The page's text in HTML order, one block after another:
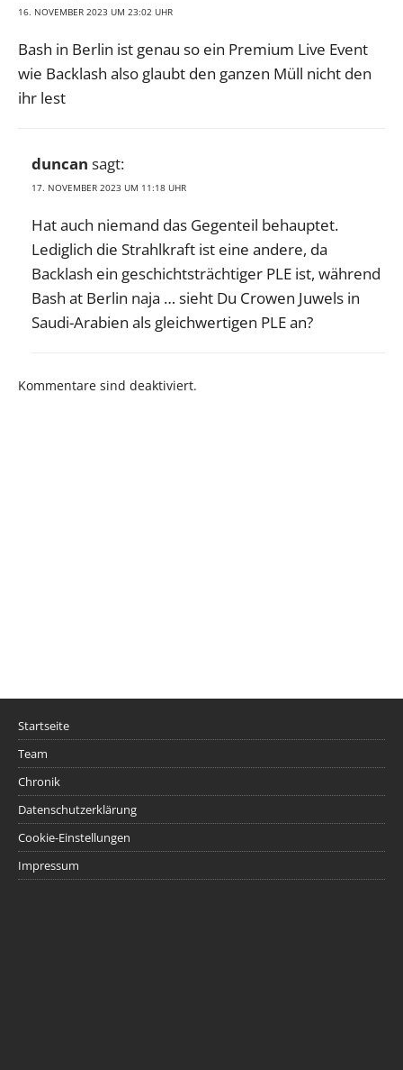
16. NOVEMBER 2023 UM 23:02 UHR
Bash in Berlin ist genau so ein Premium Live Event
wie Backlash also glaubt den ganzen Müll nicht den
ihr lest
duncan sagt:
17. NOVEMBER 2023 UM 11:18 UHR
Hat auch niemand das Gegenteil behauptet.
Lediglich die Strahlkraft ist eine andere, da
Backlash ein geschichtsträchtiger PLE ist, während
Bash at Berlin naja … sieht Du Crowen Juwels in
Saudi-Arabien als gleichwertigen PLE an?
Kommentare sind deaktiviert.
Startseite
Team
Chronik
Datenschutzerklärung
Cookie-Einstellungen
Impressum